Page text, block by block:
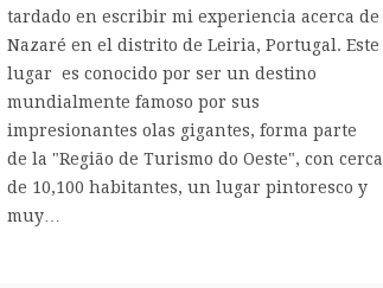
tardado en escribir mi experiencia acerca de
Nazaré en el distrito de Leiria, Portugal. Este
lugar es conocido por ser un destino
mundialmente famoso por sus
impresionantes olas gigantes, forma parte
de la "Região de Turismo do Oeste", con cerca
de 10,100 habitantes, un lugar pintoresco y
muy…